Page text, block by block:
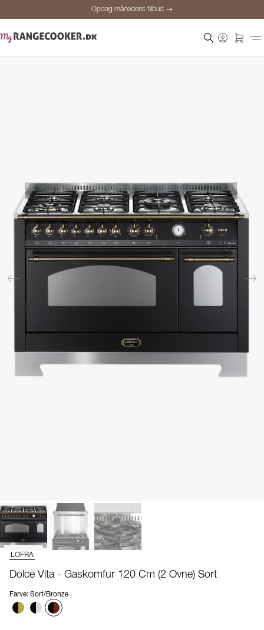
Opdag månedens tilbud →
LOFRA
Dolce Vita - Gaskomfur 120 Cm (2 Ovne) Sort
Farve: Sort/Bronze